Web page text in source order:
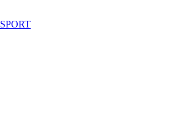
SPORT